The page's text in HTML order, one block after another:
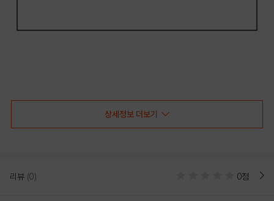
NBA키즈 데님 소프트 볼캡(K261AP030P)
제공
상세정보 더보기
리뷰 (0) 0점